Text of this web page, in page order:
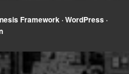
Framework ·WordPress ·